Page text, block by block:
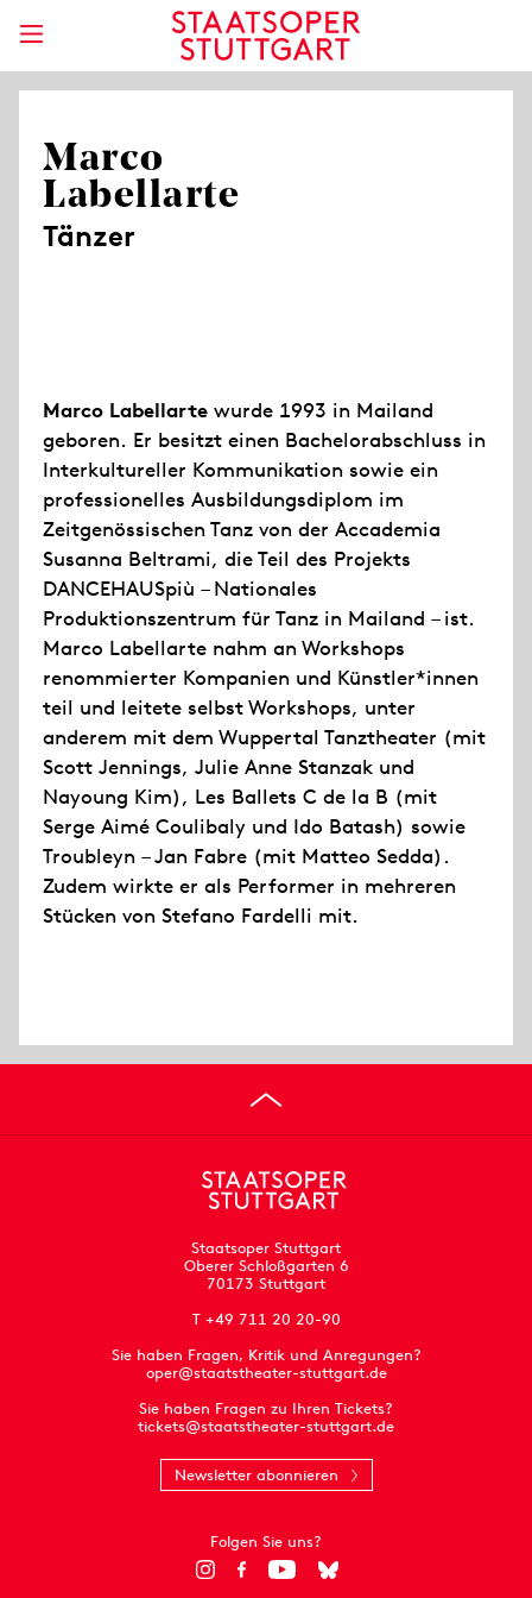
Marco
Labellarte
Tänzer
Marco Labellarte wurde 1993 in Mailand
geboren. Er besitzt einen Bachelorabschluss in
Interkultureller Kommunikation sowie ein
professionelles Ausbildungsdiplom im
Zeitgenössischen Tanz von der Accademia
Susanna Beltrami, die Teil des Projekts
DANCEHAUSpiù – Nationales
Produktionszentrum für Tanz in Mailand – ist.
Marco Labellarte nahm an Workshops
renommierter Kompanien und Künstler*innen
teil und leitete selbst Workshops, unter
anderem mit dem Wuppertal Tanztheater (mit
Scott Jennings, Julie Anne Stanzak und
Nayoung Kim), Les Ballets C de la B (mit
Serge Aimé Coulibaly und Ido Batash) sowie
Troubleyn – Jan Fabre (mit Matteo Sedda).
Zudem wirkte er als Performer in mehreren
Stücken von Stefano Fardelli mit.
Staatsoper Stuttgart
Oberer Schloßgarten 6
70173 Stuttgart
T +49 711 20 20-90
Sie haben Fragen, Kritik und Anregungen?
oper@staatstheater-stuttgart.de
Sie haben Fragen zu Ihren Tickets?
tickets@staatstheater-stuttgart.de
Newsletter abonnieren
Folgen Sie uns?